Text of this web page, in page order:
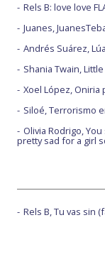
Rels B: love love
Juanes,
Andrés Suárez, Lúa
Shania Twain,
Xoel López, Oniria
Siloé, Terrorismo
Olivia Rodrigo,
pretty sad for a girl
Rels B, Tu vas sin